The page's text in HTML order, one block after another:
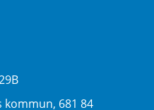
681 84